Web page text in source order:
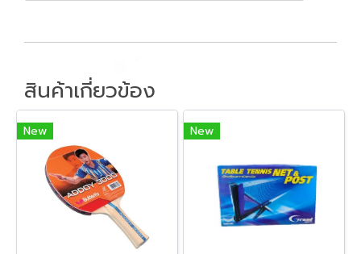
สินค้าเกี่ยวข้อง
New New